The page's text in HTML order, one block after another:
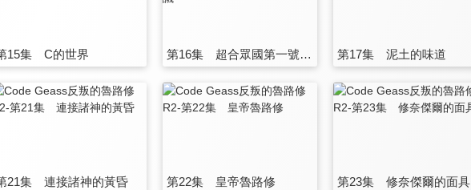
15集 C的世界 第16集 超合眾國第一號決議 第17集 泥土的味道
21集 連接諸神的黃昏 第22集 皇帝魯路修 第23集 修奈傑爾的面具